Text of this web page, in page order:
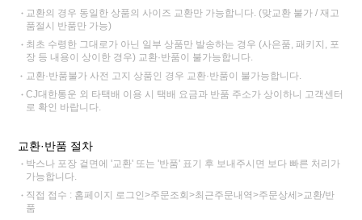
교환의 경우 동일한 상품의 사이즈 교환만 가능합니다. (맞교환 불가 / 재고
품절시 반품만 가능)
최초 수령한 그대로가 아닌 일부 상품만 발송하는 경우 (사은품, 패키지, 포
장 등 내용이 상이한 경우) 교환·반품이 불가능합니다.
교환·반품불가 사전 고지 상품인 경우 교환·반품이 불가능합니다.
CJ대한통운 외 타택배 이용 시 택배 요금과 반품 주소가 상이하니 고객센터
로 확인 바랍니다.
교환·반품 절차
박스나 포장 겉면에 '교환' 또는 '반품' 표기 후 보내주시면 보다 빠른 처리가
가능합니다.
직접 접수 : 홈페이지 로그인>주문조회>최근주문내역>주문상세>교환/반
품